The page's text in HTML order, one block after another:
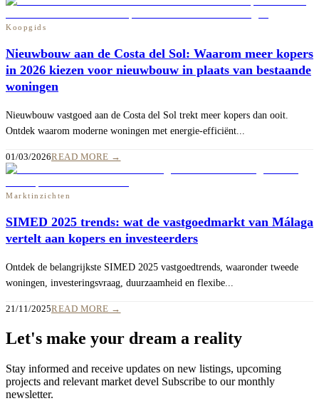
Koopgids
Nieuwbouw aan de Costa del Sol: Waarom meer kopers
in 2026 kiezen voor nieuwbouw in plaats van bestaande
woningen
Nieuwbouw vastgoed aan de Costa del Sol trekt meer kopers dan ooit.
Ontdek waarom moderne woningen met energie-efficiënt...
01/03/2026READ MORE →
Marktinzichten
SIMED 2025 trends: wat de vastgoedmarkt van Málaga
vertelt aan kopers en investeerders
Ontdek de belangrijkste SIMED 2025 vastgoedtrends, waaronder tweede
woningen, investeringsvraag, duurzaamheid en flexibe...
21/11/2025READ MORE →
Let's make your dream a reality
Stay informed and receive updates on new listings, upcoming
projects and relevant market devel Subscribe to our monthly
newsletter.